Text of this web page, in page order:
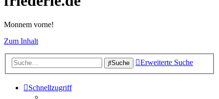
Monnem vorne!
Zum Inhalt
Suche Erweiterte Suche
Schnellzugriff